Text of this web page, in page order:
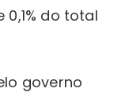
do total
governo